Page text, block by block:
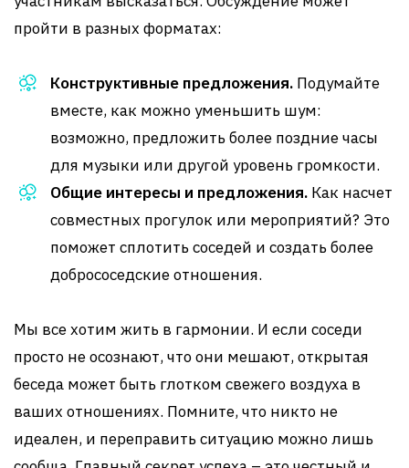
пройти в разных форматах:
Конструктивные предложения. Подумайте
вместе, как можно уменьшить шум:
возможно, предложить более поздние часы
для музыки или другой уровень громкости.
Общие интересы и предложения. Как насчет
совместных прогулок или мероприятий? Это
поможет сплотить соседей и создать более
добрососедские отношения.
Мы все хотим жить в гармонии. И если соседи
просто не осознают, что они мешают, открытая
беседа может быть глотком свежего воздуха в
ваших отношениях. Помните, что никто не
идеален, и переправить ситуацию можно лишь